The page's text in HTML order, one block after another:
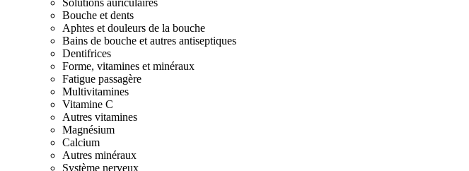
Solutions auriculaires
Bouche et dents
Aphtes et douleurs de la bouche
Bains de bouche et autres antiseptiques
Dentifrices
Forme, vitamines et minéraux
Fatigue passagère
Multivitamines
Vitamine C
Autres vitamines
Magnésium
Calcium
Autres minéraux
Système nerveux